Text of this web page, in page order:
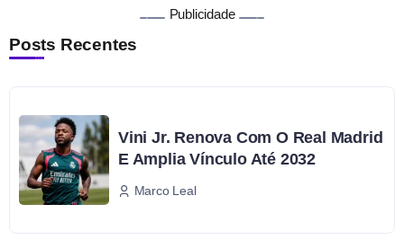
Publicidade
Posts Recentes
Vini Jr. Renova Com O Real Madrid
E Amplia Vínculo Até 2032
Marco Leal